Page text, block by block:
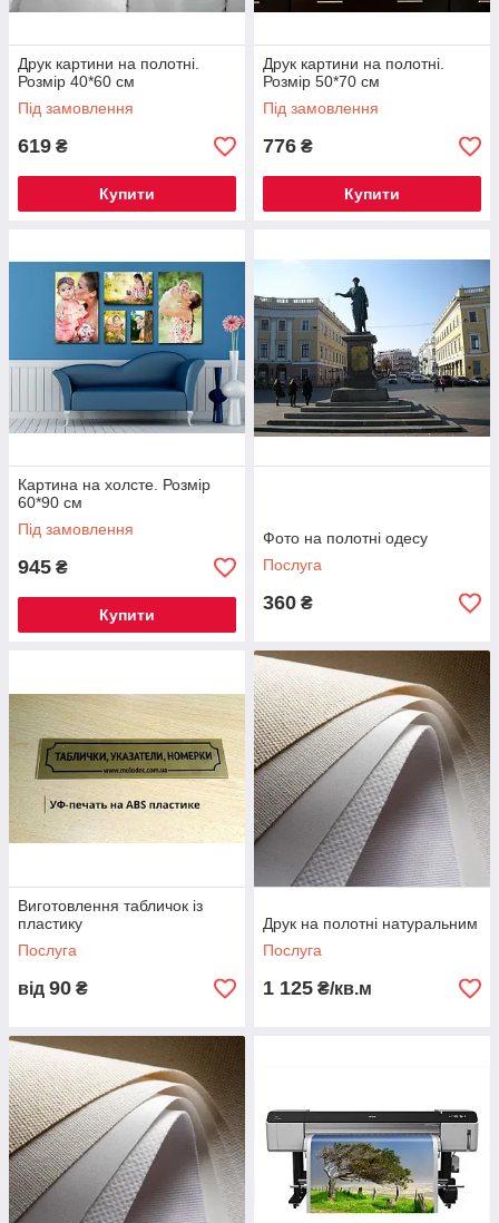
Друк картини на полотні.
Розмір 40*60 см
Під замовлення
619 ₴
Купити
Друк картини на полотні.
Розмір 50*70 см
Під замовлення
776 ₴
Купити
Картина на холсте. Розмір
60*90 см
Під замовлення
945 ₴
Купити
Фото на полотні одесу
Послуга
360 ₴
Виготовлення табличок із
пластику
Послуга
від 90 ₴
Друк на полотні натуральним
Послуга
1 125 ₴/кв.м